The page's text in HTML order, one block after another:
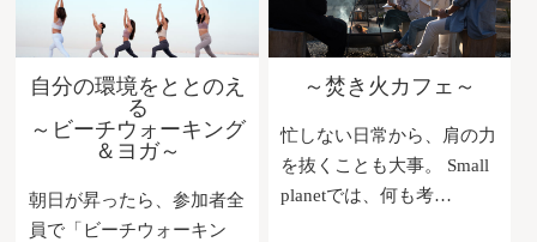
自分の環境をととのえ
る
～ビーチウォーキング
＆ヨガ～
朝日が昇ったら、参加者全
員で「ビーチウォーキン
～焚き火カフェ～
忙しない日常から、肩の力
を抜くことも大事。 Small
planetでは、何も考…